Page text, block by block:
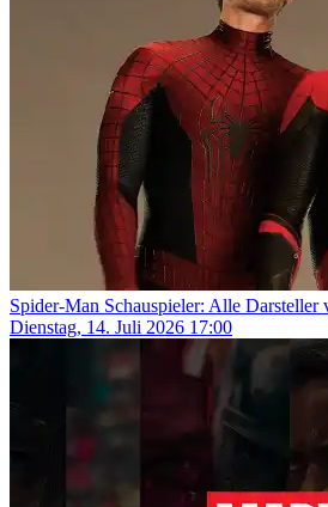
Spider-Man Schauspieler: Alle Darsteller
Dienstag, 14. Juli 2026 17:00